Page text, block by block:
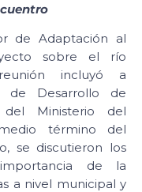
de Adaptación al
sobre el río
incluyó a
de Desarrollo de
del Ministerio del
término del
se discutieron los
de la
a nivel municipal y